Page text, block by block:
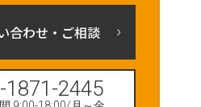
合わせ・ご相談
1871-2445